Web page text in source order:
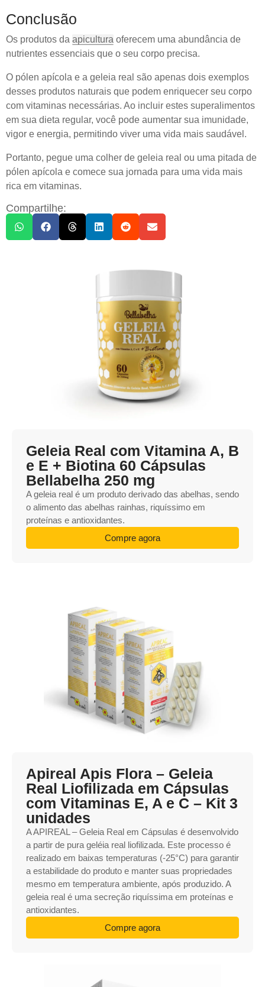
Conclusão
Os produtos da apicultura oferecem uma abundância de
nutrientes essenciais que o seu corpo precisa.
O pólen apícola e a geleia real são apenas dois exemplos
desses produtos naturais que podem enriquecer seu corpo
com vitaminas necessárias. Ao incluir estes superalimentos
em sua dieta regular, você pode aumentar sua imunidade,
vigor e energia, permitindo viver uma vida mais saudável.
Portanto, pegue uma colher de geleia real ou uma pitada de
pólen apícola e comece sua jornada para uma vida mais
rica em vitaminas.
Compartilhe:
Geleia Real com Vitamina A, B
e E + Biotina 60 Cápsulas
Bellabelha 250 mg
A geleia real é um produto derivado das abelhas, sendo
o alimento das abelhas rainhas, riquíssimo em
proteínas e antioxidantes.
Compre agora
Apireal Apis Flora – Geleia
Real Liofilizada em Cápsulas
com Vitaminas E, A e C – Kit 3
unidades
A APIREAL – Geleia Real em Cápsulas é desenvolvido
a partir de pura geléia real liofilizada. Este processo é
realizado em baixas temperaturas (-25°C) para garantir
a estabilidade do produto e manter suas propriedades
mesmo em temperatura ambiente, após produzido. A
geleia real é uma secreção riquíssima em proteínas e
antioxidantes.
Compre agora